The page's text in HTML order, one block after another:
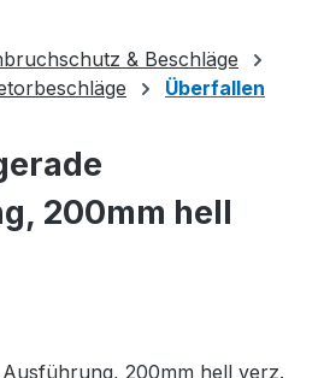
& Beschläge
Überfallen
200mm hell